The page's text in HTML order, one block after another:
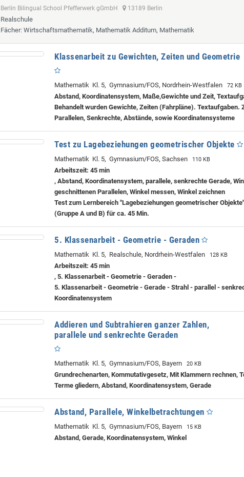
Berlin Bilingual School Pfefferwerk gGmbH 13189 Berlin
Realschule
Fächer: Wirtschaftsmathematik, Mathematik Additum, Mathematik
Klassenarbeit zu Gewichten, Zeiten und Geometrie
Mathematik Kl. 5, Gymnasium/FOS, Nordrhein-Westfalen 72 KB
Abstand, Koordinatensystem, Maße,Gewichte und Zeit,
Behandelt wurden Gewichte, Zeiten (Fahrpläne). Textaufgaben.
Parallelen, Senkrechte, Abstände, sowie Koordinatensysteme
Test zu Lagebeziehungen geometrischer Objekte
Mathematik Kl. 5, Gymnasium/FOS, Sachsen 110 KB
Arbeitszeit: 45 min
, Abstand, Koordinatensystem, parallele, senkrechte Gerade,
geschnittenen Parallelen, Winkel messen, Winkel zeichnen
Test zum Lernbereich "Lagebeziehungen geometrischer
(Gruppe A und B) für ca. 45 Min.
5. Klassenarbeit - Geometrie - Geraden
Mathematik Kl. 5, Realschule, Nordrhein-Westfalen 128 KB
Arbeitszeit: 45 min
, 5. Klassenarbeit - Geometrie - Geraden -
5. Klassenarbeit - Geometrie - Gerade - Strahl - parallel -
Koordinatensystem
Addieren und Subtrahieren ganzer Zahlen,
parallele und senkrechte Geraden
Mathematik Kl. 5, Gymnasium/FOS, Bayern 20 KB
Grundrechenarten, Kommutativgesetz, Mit Klammern rechnen,
Terme gliedern, Abstand, Koordinatensystem, Gerade
Abstand, Parallele, Winkelbetrachtungen
Mathematik Kl. 5, Gymnasium/FOS, Bayern 15 KB
Abstand, Gerade, Koordinatensystem, Winkel